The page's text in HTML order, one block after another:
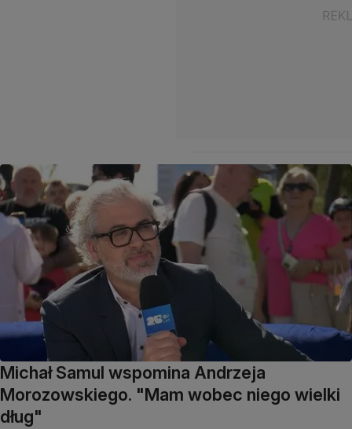
Michał Samul wspomina Andrzeja
Morozowskiego. "Mam wobec niego wielki
dług"